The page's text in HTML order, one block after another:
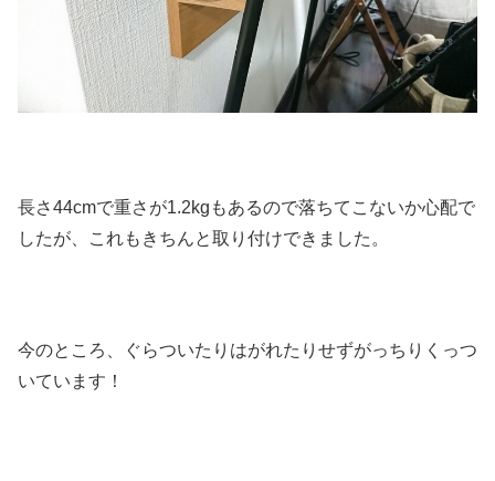
長さ44cmで重さが1.2kgもあるので落ちてこないか心配で
したが、これもきちんと取り付けできました。
今のところ、ぐらついたりはがれたりせずがっちりくっつ
いています！